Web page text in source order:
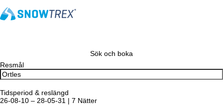
Sök och boka
Resmål
Tidsperiod & reslängd
26-08-10 – 28-05-31 | 7 Nätter